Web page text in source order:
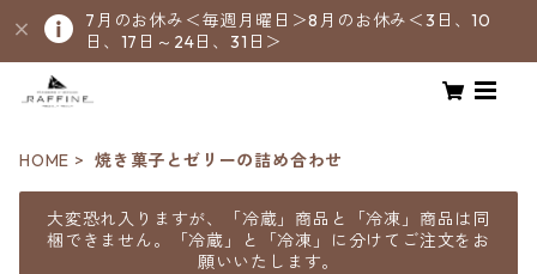
7月のお休み＜毎週月曜日＞8月のお休み＜3日、10
日、17日～24日、31日＞
HOME 焼き菓子とゼリーの詰め合わせ
大変恐れ入りますが、「冷蔵」商品と「冷凍」商品は同
梱できません。「冷蔵」と「冷凍」に分けてご注文をお
願いいたします。